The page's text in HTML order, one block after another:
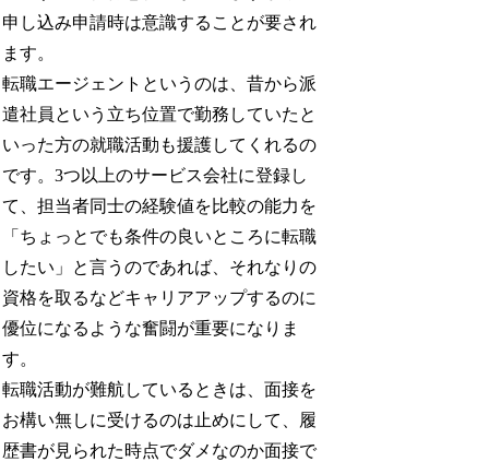
申し込み申請時は意識することが要され
ます。
転職エージェントというのは、昔から派
遣社員という立ち位置で勤務していたと
いった方の就職活動も援護してくれるの
です。3つ以上のサービス会社に登録し
て、担当者同士の経験値を比較の能力を
「ちょっとでも条件の良いところに転職
したい」と言うのであれば、それなりの
資格を取るなどキャリアアップするのに
優位になるような奮闘が重要になりま
す。
転職活動が難航しているときは、面接を
お構い無しに受けるのは止めにして、履
歴書が見られた時点でダメなのか面接で